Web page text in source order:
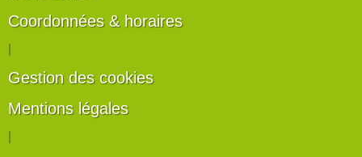
Coordonnées & horaires
Gestion des cookies
Mentions légales